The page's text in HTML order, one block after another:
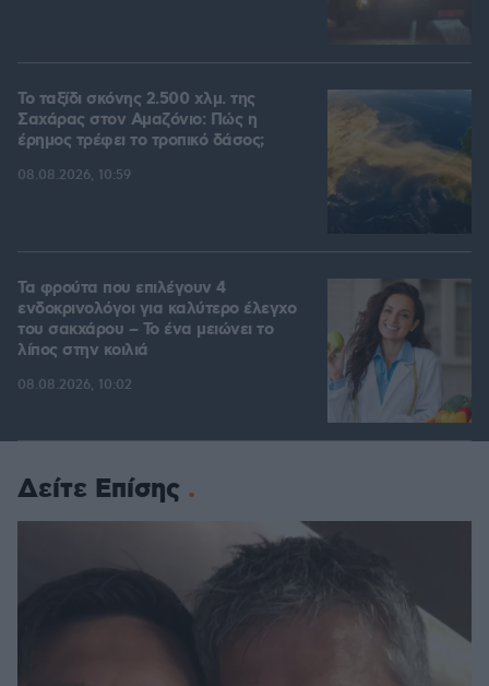
Το ταξίδι σκόνης 2.500 χλμ. της
Σαχάρας στον Αμαζόνιο: Πώς η
έρημος τρέφει το τροπικό δάσος;
08.08.2026, 10:59
Τα φρούτα που επιλέγουν 4
ενδοκρινολόγοι για καλύτερο έλεγχο
του σακχάρου – Το ένα μειώνει το
λίπος στην κοιλιά
08.08.2026, 10:02
Δείτε Επίσης